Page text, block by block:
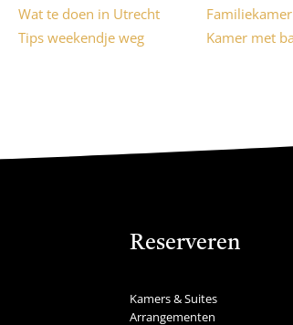
Wat te doen in Utrecht
Familiekamer
Tips weekendje weg
Kamer met
Reserveren
Kamers & Suites
Arrangementen